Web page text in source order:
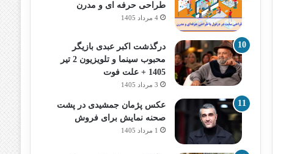
طراحی حرفه‌ ای و مدرن
4 مرداد 1405
درگذشت اکبر عبدی بازیگر
محبوب سینما و تلویزیون 2 تیر
1405 + علت فوت
3 مرداد 1405
عکس پژمان جمشیدی در پشت
صحنه نمایش برای فروش
1 مرداد 1405